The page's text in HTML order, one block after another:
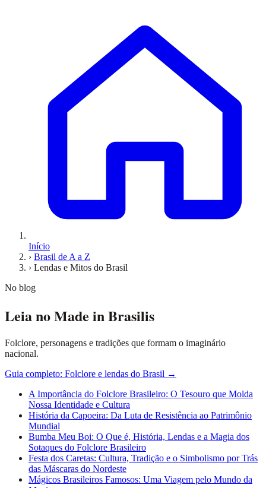
Início
› Brasil de A a Z
› Lendas e Mitos do Brasil
No blog
Leia no Made in Brasilis
Folclore, personagens e tradições que formam o imaginário
nacional.
Guia completo: Folclore e lendas do Brasil →
A Importância do Folclore Brasileiro: O Tesouro que Molda
Nossa Identidade e Cultura
História da Capoeira: Da Luta de Resistência ao Patrimônio
Mundial
Bumba Meu Boi: O Que é, História, Lendas e a Magia dos
Sotaques do Folclore Brasileiro
Festa dos Caretas: Cultura, Tradição e o Simbolismo por Trás
das Máscaras do Nordeste
Mágicos Brasileiros Famosos: Uma Viagem pelo Mundo da